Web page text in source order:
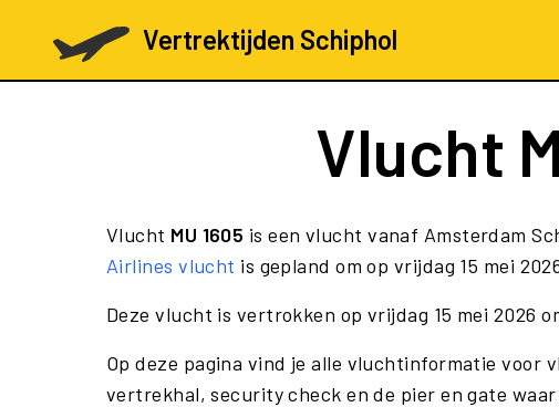
Vertrektijden Schiphol
Vlucht
Vlucht MU 1605 is een vlucht vanaf Amsterdam
Airlines vlucht is gepland om op vrijdag 15 mei
Deze vlucht is vertrokken op vrijdag 15 mei 2026
Op deze pagina vind je alle vluchtinformatie voor
vertrekhal, security check en de pier en gate